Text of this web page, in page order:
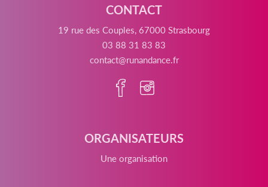
CONTACT
19 rue des Couples, 67000 Strasbourg
03 88 31 83 83
contact@runandance.fr
ORGANISATEURS
Une organisation